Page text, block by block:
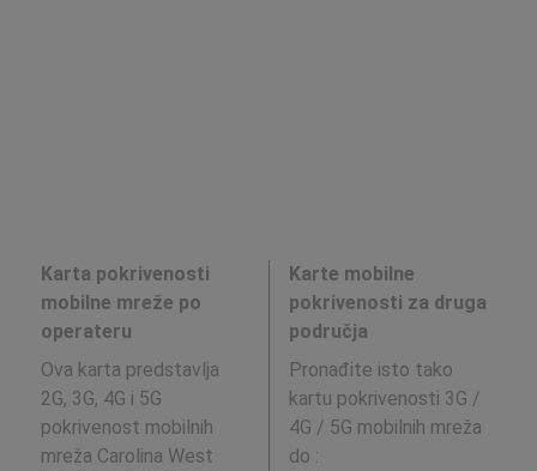
Karta pokrivenosti
mobilne mreže po
operateru
Ova karta predstavlja
2G, 3G, 4G i 5G
pokrivenost mobilnih
mreža Carolina West
Karte mobilne
pokrivenosti za druga
područja
Pronađite isto tako
kartu pokrivenosti 3G /
4G / 5G mobilnih mreža
do :